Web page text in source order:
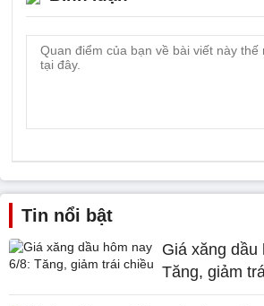
Tin nổi bật
Giá xăng dầu
Tăng, giảm